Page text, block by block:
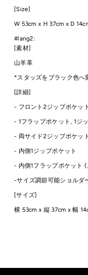
[Size]
W 53cm x H 37cm x D
#lang2:
[素材]
山羊革
*スタッズをブラック色へ
[詳細]
- フロント2ジップポケット
- 1フラップポケット, 1ジ
- 両サイド2ジップポケット
- 内側1ジップポケット
- 内側1フラップポケット
-サイズ調節可能ショルダ
[サイズ]
横 53cmx 縦 37cm x 幅